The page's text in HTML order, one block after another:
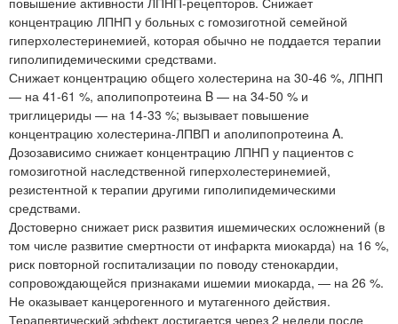
концентрацию ЛПНП у больных с гомозиготной семейной
гиперхолестеринемией, которая обычно не поддается терапии
гиполипидемическими средствами.
Снижает концентрацию общего холестерина на 30-46 %, ЛПНП
— на 41-61 %, аполипопротеина B — на 34-50 % и
триглицериды — на 14-33 %; вызывает повышение
концентрацию холестерина-ЛПВП и аполипопротеина A.
Дозозависимо снижает концентрацию ЛПНП у пациентов с
гомозиготной наследственной гиперхолестеринемией,
резистентной к терапии другими гиполипидемическими
средствами.
Достоверно снижает риск развития ишемических осложнений (в
том числе развитие смертности от инфаркта миокарда) на 16 %,
риск повторной госпитализации по поводу стенокардии,
сопровождающейся признаками ишемии миокарда, — на 26 %.
Не оказывает канцерогенного и мутагенного действия.
Терапевтический эффект достигается через 2 недели после